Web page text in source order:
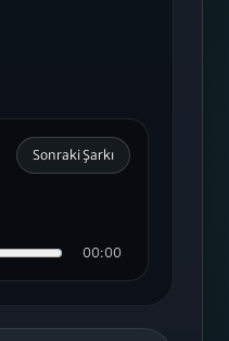
Sonraki Şarkı
00:00